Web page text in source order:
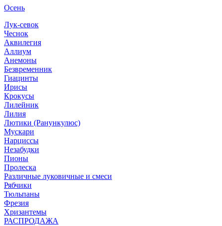
Осень
Лук-севок
Чеснок
Аквилегия
Аллиум
Анемоны
Безвременник
Гиацинты
Ирисы
Крокусы
Лилейник
Лилия
Лютики (Ранункулюс)
Мускари
Нарцисcы
Незабудки
Пионы
Пролеска
Различные луковичные и смеси
Рябчики
Тюльпаны
Фрезия
Хризантемы
РАСПРОДАЖА